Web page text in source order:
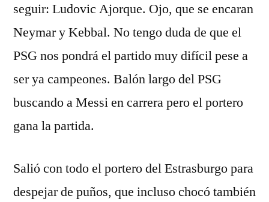
seguir: Ludovic Ajorque. Ojo, que se encaran
Neymar y Kebbal. No tengo duda de que el
PSG nos pondrá el partido muy difícil pese a
ser ya campeones. Balón largo del PSG
buscando a Messi en carrera pero el portero
gana la partida.
Salió con todo el portero del Estrasburgo para
despejar de puños, que incluso chocó también